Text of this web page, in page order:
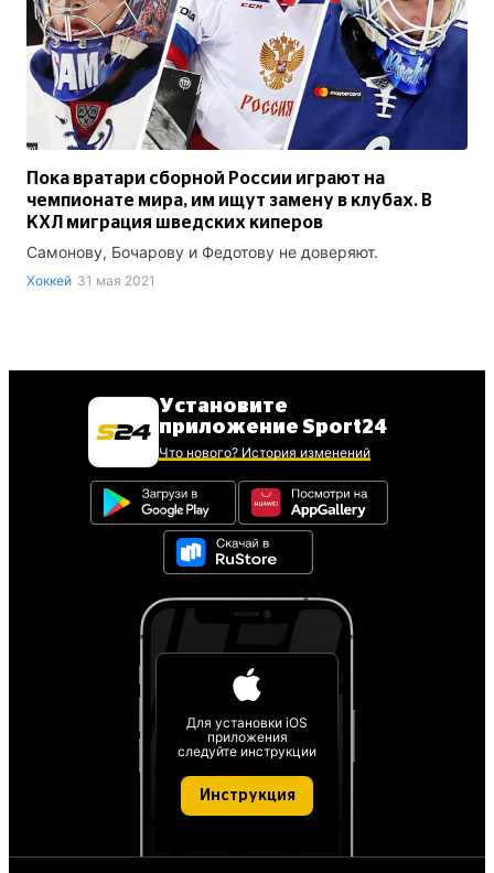
Пока вратари сборной России играют на
чемпионате мира, им ищут замену в клубах. В
КХЛ миграция шведских киперов
Самонову, Бочарову и Федотову не доверяют.
Хоккей 31 мая 2021
Установите
приложение Sport24
Что нового? История изменений
Для установки iOS
приложения
следуйте инструкции
Инструкция